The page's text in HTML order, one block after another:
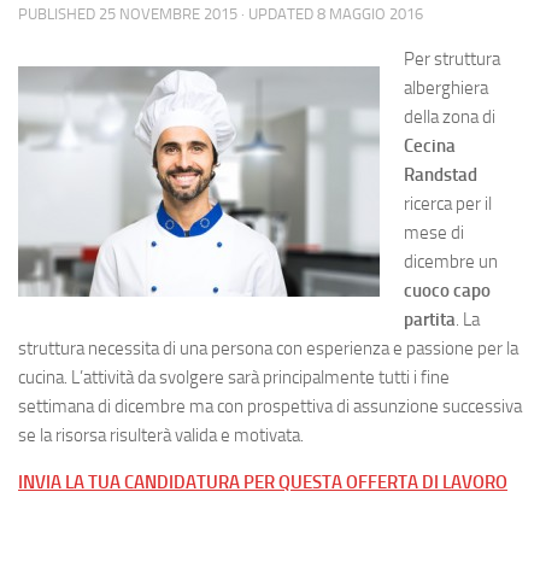
PUBLISHED 25 NOVEMBRE 2015 · UPDATED 8 MAGGIO 2016
Per struttura
alberghiera
della zona di
Cecina
Randstad
ricerca per il
mese di
dicembre un
cuoco capo
partita. La
struttura necessita di una persona con esperienza e passione per la
cucina. L’attività da svolgere sarà principalmente tutti i fine
settimana di dicembre ma con prospettiva di assunzione successiva
se la risorsa risulterà valida e motivata.
INVIA LA TUA CANDIDATURA PER QUESTA OFFERTA DI LAVORO